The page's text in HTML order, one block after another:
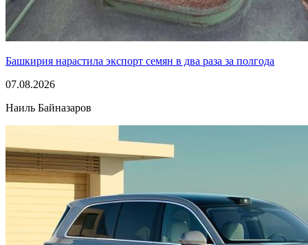
Башкирия нарастила экспорт семян в два раза за полгода
07.08.2026
Наиль Байназаров